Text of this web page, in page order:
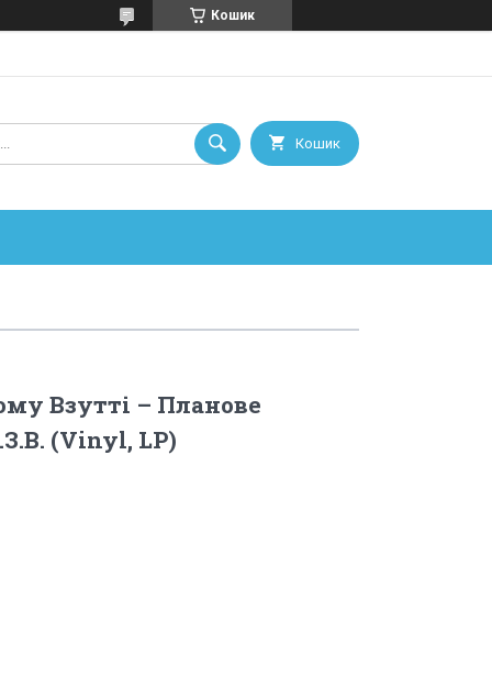
Кошик
Кошик
Взутті – Планове
(Vinyl, LP)